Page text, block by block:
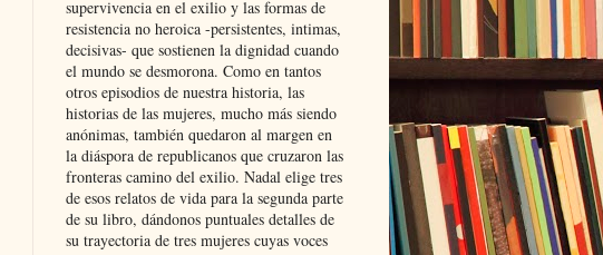
supervivencia en el exilio y las formas de
resistencia no heroica -persistentes, intimas,
decisivas- que sostienen la dignidad cuando
el mundo se desmorona. Como en tantos
otros episodios de nuestra historia, las
historias de las mujeres, mucho más siendo
anónimas, también quedaron al margen en
la diáspora de republicanos que cruzaron las
fronteras camino del exilio. Nadal elige tres
de esos relatos de vida para la segunda parte
de su libro, dándonos puntuales detalles de
su trayectoria de tres mujeres cuyas voces